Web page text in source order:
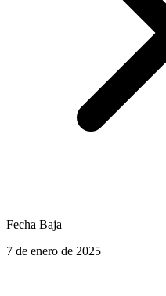
Fecha Baja
7 de enero de 2025